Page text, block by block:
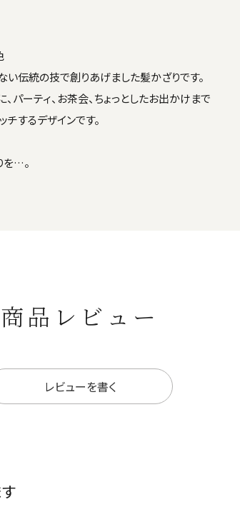
伝統の技で創りあげました髪かざりです。
パーティ、お茶会、ちょっとしたお出かけまで
するデザインです。
を…。
商品レビュー
レビューを書く